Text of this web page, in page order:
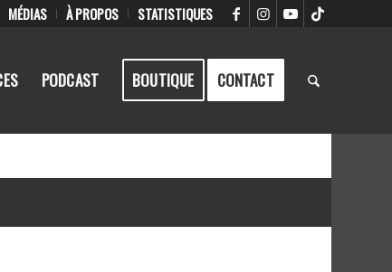
MÉDIAS À PROPOS STATISTIQUES
PODCAST BOUTIQUE CONTACT